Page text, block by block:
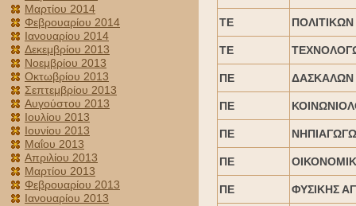
Μαρτίου 2014
Φεβρουαρίου 2014
Ιανουαρίου 2014
Δεκεμβρίου 2013
Νοεμβρίου 2013
Οκτωβρίου 2013
Σεπτεμβρίου 2013
Αυγούστου 2013
Ιουλίου 2013
Ιουνίου 2013
Μαΐου 2013
Απριλίου 2013
Μαρτίου 2013
Φεβρουαρίου 2013
Ιανουαρίου 2013
ΤΕ
ΤΕ
ΠΕ ΔΑΣΚΑΛΩΝ
ΠΕ
ΠΕ
ΠΕ
ΠΕ ΦΥΣΙΚΗΣ